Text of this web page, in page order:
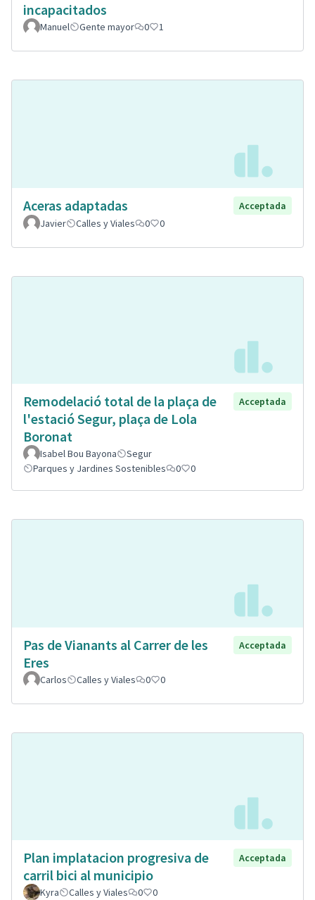
incapacitados
Manuel Gente mayor 0 1
Aceras adaptadas
Acceptada
Javier
Calles y Viales 0 0
Remodelació total de la plaça de
l'estació Segur, plaça de Lola
Boronat
Acceptada
Isabel Bou Bayona
Segur
Parques y Jardines Sostenibles
0 0
Pas de Vianants al Carrer de les
Eres
Acceptada
Carlos Calles y Viales 0 0
Plan implatacion progresiva de
carril bici al municipio
Acceptada
Kyra Calles y Viales 0 0